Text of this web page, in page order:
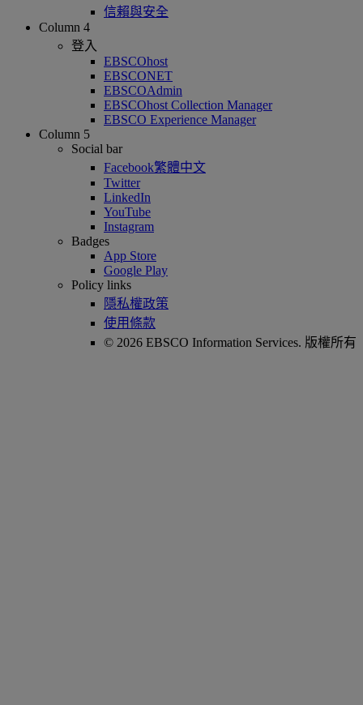
信賴與安全
Column 4
登入
EBSCOhost
EBSCONET
EBSCOAdmin
EBSCOhost Collection Manager
EBSCO Experience Manager
Column 5
Social bar
Facebook繁體中文
Twitter
LinkedIn
YouTube
Instagram
Badges
App Store
Google Play
Policy links
隱私權政策
使用條款
© 2026 EBSCO Information Services. 版權所有